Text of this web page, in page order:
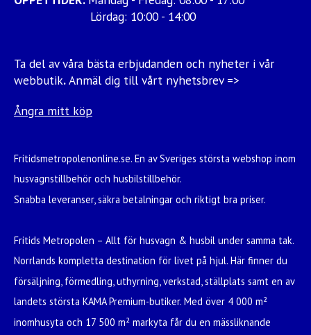
Lördag: 10:00 - 14:00
Ta del av våra bästa erbjudanden och nyheter i vår
webbutik.Anmäl dig till vårt nyhetsbrev =>
Ångra mitt köp
Fritidsmetropolenonline.se. En av Sveriges största webshop inom
husvagnstillbehör och husbilstillbehör.
Snabba leveranser, säkra betalningar och riktigt bra priser.
Fritids Metropolen – Allt för husvagn & husbil under samma tak.
Norrlands kompletta destination för livet på hjul. Här finner du
försäljning, förmedling, uthyrning, verkstad, ställplats samt en av
landets största KAMA Premium-butiker. Med över 4 000 m²
inomhusyta och 17 500 m² markyta får du en mässliknande